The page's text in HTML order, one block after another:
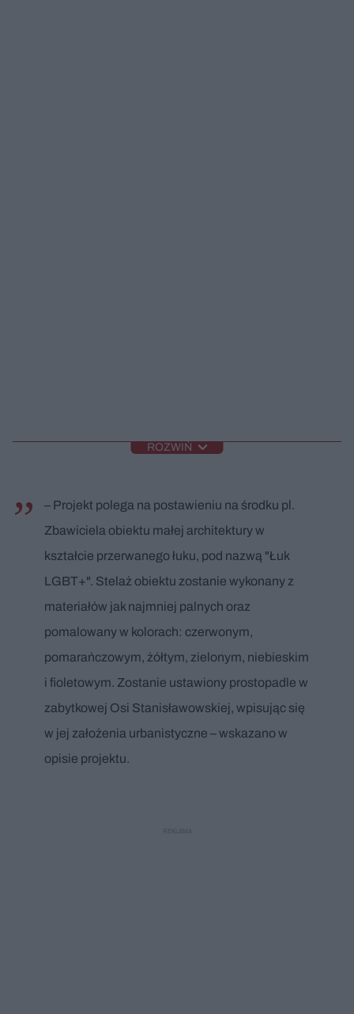
ROZWIŃ
– Projekt polega na postawieniu na środku pl.
Zbawiciela obiektu małej architektury w
kształcie przerwanego łuku, pod nazwą "Łuk
LGBT+". Stelaż obiektu zostanie wykonany z
materiałów jak najmniej palnych oraz
pomalowany w kolorach: czerwonym,
pomarańczowym, żółtym, zielonym, niebieskim
i fioletowym. Zostanie ustawiony prostopadle w
zabytkowej Osi Stanisławowskiej, wpisując się
w jej założenia urbanistyczne – wskazano w
opisie projektu.